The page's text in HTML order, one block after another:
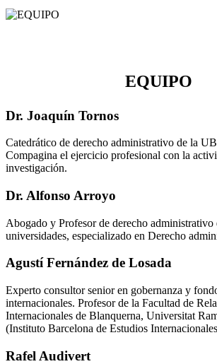
EQUIPO
Dr. Joaquín Tornos
Catedrático de derecho administrativo de la
Compagina el ejercicio profesional con la
investigación.
Dr. Alfonso Arroyo
Abogado y Profesor de derecho administrativo
universidades, especializado en Derecho
Agustí Fernández de Losada
Experto consultor senior en gobernanza y
internacionales. Profesor de la Facultad de
Internacionales de Blanquerna, Universitat
(Instituto Barcelona de Estudios
Rafel Audivert